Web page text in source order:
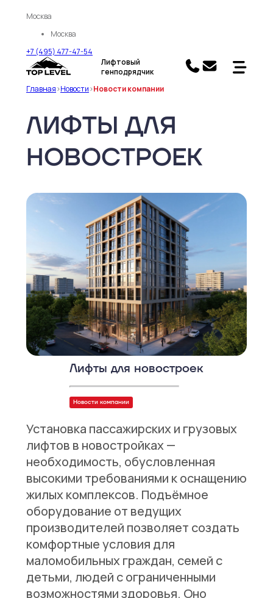
Москва
Москва
+7 (495) 477-47-54
Лифтовый
генподрядчик
Главная>Новости>Новости компании
ЛИФТЫ ДЛЯ
НОВОСТРОЕК
Лифты для новостроек
Новости компании
Установка пассажирских и грузовых
лифтов в новостройках —
необходимость, обусловленная
высокими требованиями к оснащению
жилых комплексов. Подъёмное
оборудование от ведущих
производителей позволяет создать
комфортные условия для
маломобильных граждан, семей с
детьми, людей с ограниченными
возможностями здоровья. Оно